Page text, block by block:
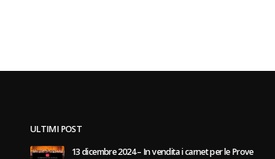
ULTIMI POST
13 dicembre 2024 – In vendita i carnet per le Prove